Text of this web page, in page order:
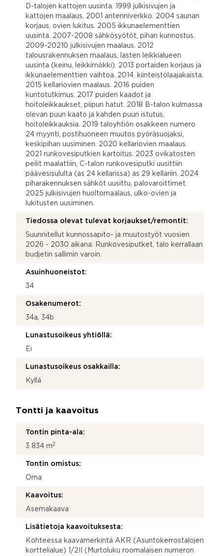
D-talojen kattojen uusinta. 1999 julkisivujen ja
kattojen maalaus. 2001 antenniverkko. 2004 saunan
korjaus, ovien lukitus. 2005 ikkunaelementtien
uusinta. 2007-2008 sähkösyötöt, pihan kunnostus.
2009-20210 julkisivujen maalaus. 2012
talousrakennuksen maalaus, lasten leikkialueen
uusinta (keinu, leikkimökki). 2013 portaiden korjaus ja
ikkunaelementtien vaihtoa. 2014. kiinteistölaajakaista.
2015 kellariovien maalaus. 2016 puiden
kuntotutkimus. 2017 puiden kaadot ja
hoitoleikkaukset, piipun hatut. 2018 B-talon kulmassa
olevan puun kaato ja kahden puun istutus,
hoitoleikkauksia. 2019 taloyhtiön osakkeen numero
24 myynti, postihuoneen muutos pyöräsuojaksi,
keskipihan uusiminen. 2020 kellariovien maalaus.
2021 runkovesiputkien kartoitus. 2023 ovikatosten
peilit maalattiin, C-talon runkovesiputki uusittiin
päävesisululta (as 24 kellarissa) as 29 kellariin. 2024
piharakennuksen sähköt uusittu, palovaroittimet.
2025 julkisivujen huoltomaalaus, ulko-ovien ja
lukitusten uusiminen.
Tiedossa olevat tulevat korjaukset/remontit:
Suunnitellut kunnossapito- ja muutostyöt vuosien
2026 - 2030 aikana: Runkovesiputket, talo kerrallaan
budjetin sallimin varoin.
Asuinhuoneistot:
34
Osakenumerot:
34a, 34b
Lunastusoikeus yhtiöllä:
Ei
Lunastusoikeus osakkailla:
Kyllä
Tontti ja kaavoitus
Tontin pinta-ala:
3 834 m2
Tontin omistus:
Oma
Kaavoitus:
Asemakaava
Lisätietoja kaavoituksesta:
Kohteessa kaavamerkintä AKR (Asuntokerrostalojen
korttelialue) 1/2II (Murtoluku roomalaisen numeron